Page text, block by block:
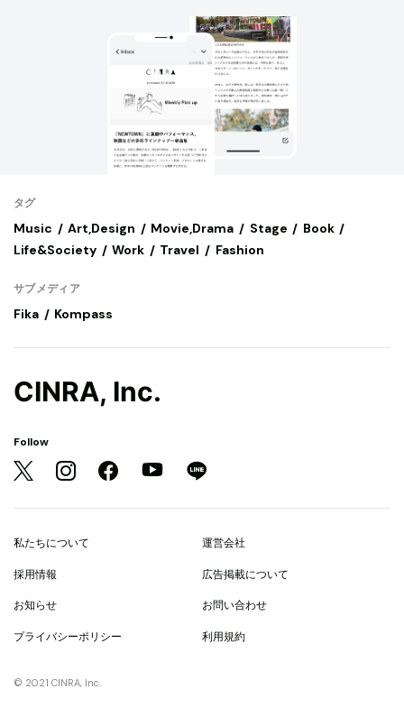
タグ
Music Art,Design Movie,Drama Stage
Book
Life&Society
Work Travel Fashion
サブメディア
Fika Kompass
CINRA, Inc.
Follow
私たちについて 運営会社
採用情報 広告掲載について
お知らせ お問い合わせ
プライバシーポリシー 利用規約
© 2021 CINRA, Inc.